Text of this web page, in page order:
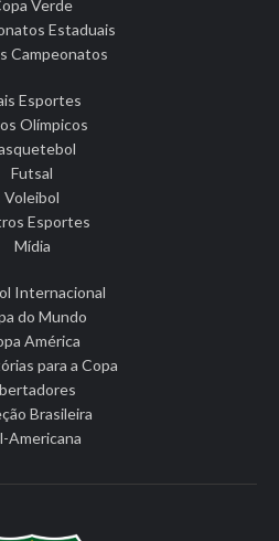
Verde
Estaduais
Campeonatos
Esportes
Olímpicos
Futsal
Voleibol
Esportes
Mídia
Internacional
do Mundo
América
para a Copa
Brasileira
Americana